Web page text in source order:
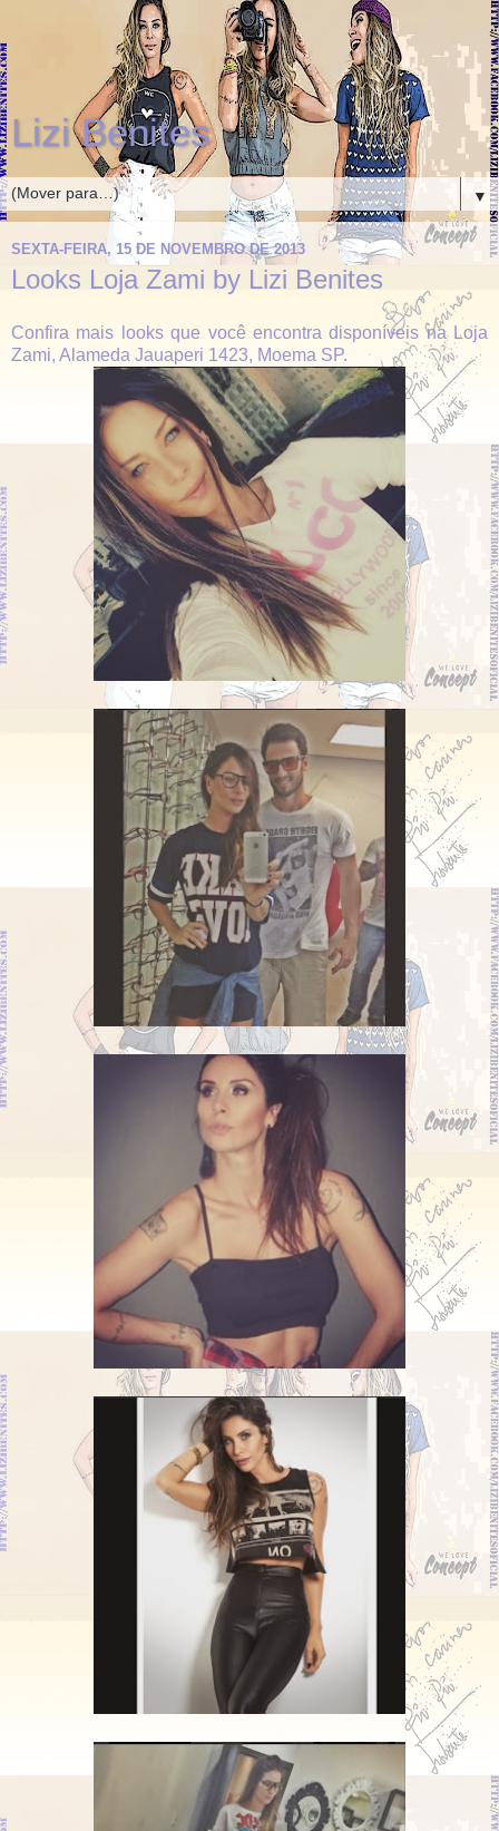
Lizi Benites
▼
SEXTA-FEIRA, 15 DE NOVEMBRO DE 2013
Looks Loja Zami by Lizi Benites
Confira mais looks que você encontra disponíveis na Loja
Zami, Alameda Jauaperi 1423, Moema SP.